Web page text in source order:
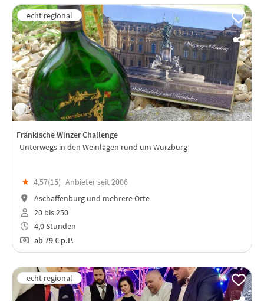
Fränkische Winzer Challenge
Unterwegs in den Weinlagen rund um Würzburg
★ 4,57(15) Anbieter seit 2006
Aschaffenburg und mehrere Orte
20 bis 250
4,0 Stunden
ab79 € p.P.